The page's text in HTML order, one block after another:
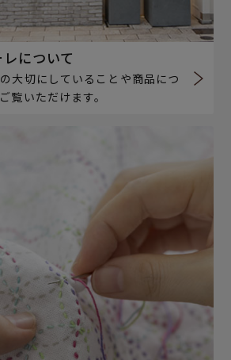
について
大切にしていることや商品につ
覧いただけます。